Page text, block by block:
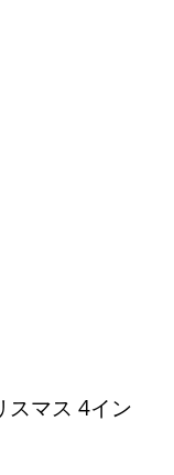
スマス 4イン